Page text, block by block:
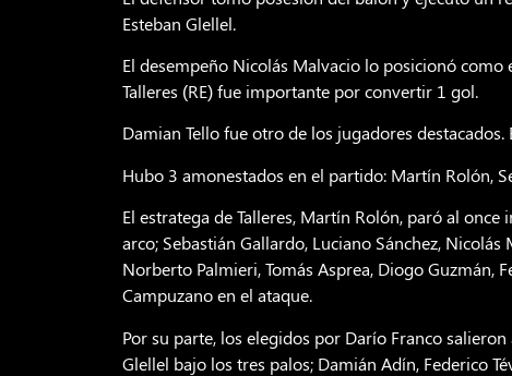
Esteban Glellel.
El desempeño Nicolás Malvacio lo posicionó
Talleres (RE) fue importante por convertir 1 gol.
Damian Tello fue otro de los jugadores
Hubo 3 amonestados en el partido: Martín Rolón,
El estratega de Talleres, Martín Rolón, paró al
arco; Sebastián Gallardo, Luciano Sánchez,
Norberto Palmieri, Tomás Asprea, Diogo Guzmán,
Campuzano en el ataque.
Por su parte, los elegidos por Darío Franco
Glellel bajo los tres palos; Damián Adín, Federico